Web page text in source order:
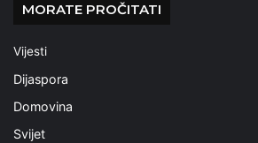
MORATE PROČITATI
Vijesti
Dijaspora
Domovina
Svijet